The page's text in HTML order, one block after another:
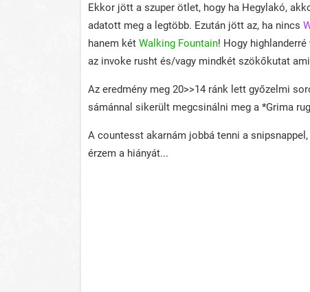
Ekkor jött a szuper ötlet, hogy ha Hegylakó,
adatott meg a legtöbb. Ezután jött az, ha nincs
hanem két Walking Fountain! Hogy
az invoke rusht és/vagy mindkét szökőkutat
Az eredmény meg 20>>14 ránk lett győzelmi
sámánnal sikerült megcsinálni meg a *Grima
A countesst akarnám jobbá tenni a
érzem a hiányát...